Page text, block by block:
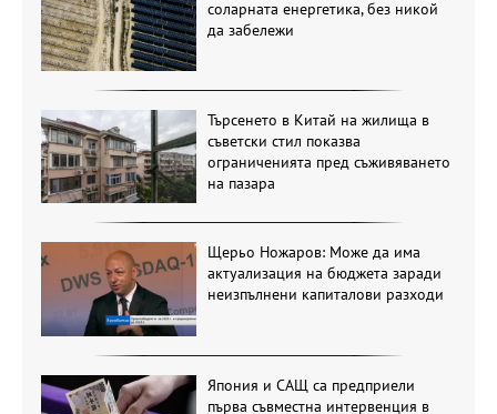
соларната енергетика, без никой
да забележи
Търсенето в Китай на жилища в
съветски стил показва
ограниченията пред съживяването
на пазара
Щерьо Ножаров: Може да има
актуализация на бюджета заради
неизпълнени капиталови разходи
Япония и САЩ са предприели
първа съвместна интервенция в